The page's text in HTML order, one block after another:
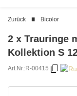
Zurück Bicolor
2 x Trauringe
Kollektion S
Art.Nr.:R-00415